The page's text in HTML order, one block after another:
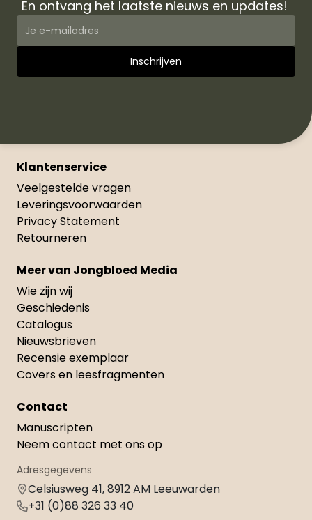
En ontvang het laatste nieuws en updates!
Klantenservice
Veelgestelde vragen
Leveringsvoorwaarden
Privacy Statement
Retourneren
Meer van Jongbloed Media
Wie zijn wij
Geschiedenis
Catalogus
Nieuwsbrieven
Recensie exemplaar
Covers en leesfragmenten
Contact
Manuscripten
Neem contact met ons op
Adresgegevens
Celsiusweg 41, 8912 AM Leeuwarden
+31 (0)88 326 33 40